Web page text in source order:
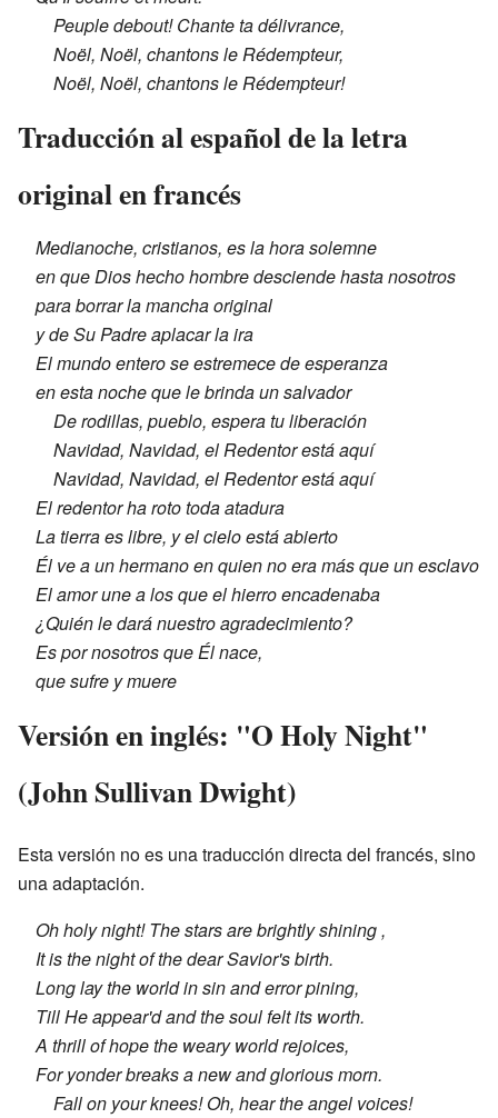
Peuple debout! Chante ta délivrance,
Noël, Noël, chantons le Rédempteur,
Noël, Noël, chantons le Rédempteur!
Traducción al español de la letra
original en francés
Medianoche, cristianos, es la hora solemne
en que Dios hecho hombre desciende hasta nosotros
para borrar la mancha original
y de Su Padre aplacar la ira
El mundo entero se estremece de esperanza
en esta noche que le brinda un salvador
De rodillas, pueblo, espera tu liberación
Navidad, Navidad, el Redentor está aquí
Navidad, Navidad, el Redentor está aquí
El redentor ha roto toda atadura
La tierra es libre, y el cielo está abierto
Él ve a un hermano en quien no era más que un esclavo
El amor une a los que el hierro encadenaba
¿Quién le dará nuestro agradecimiento?
Es por nosotros que Él nace,
que sufre y muere
Versión en inglés: "O Holy Night"
(John Sullivan Dwight)
Esta versión no es una traducción directa del francés, sino
una adaptación.
Oh holy night! The stars are brightly shining ,
It is the night of the dear Savior's birth.
Long lay the world in sin and error pining,
Till He appear'd and the soul felt its worth.
A thrill of hope the weary world rejoices,
For yonder breaks a new and glorious morn.
Fall on your knees! Oh, hear the angel voices!